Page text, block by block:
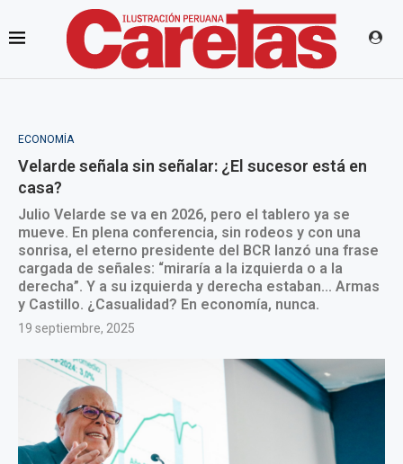
ECONOMÍA
Velarde señala sin señalar: ¿El sucesor está en
casa?
Julio Velarde se va en 2026, pero el tablero ya se
mueve. En plena conferencia, sin rodeos y con una
sonrisa, el eterno presidente del BCR lanzó una frase
cargada de señales: “miraría a la izquierda o a la
derecha”. Y a su izquierda y derecha estaban... Armas
y Castillo. ¿Casualidad? En economía, nunca.
19 septiembre, 2025